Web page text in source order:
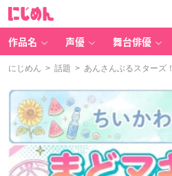
作品名 声優 舞台俳優
にじめん > 話題 > あんさんぶるスターズ！